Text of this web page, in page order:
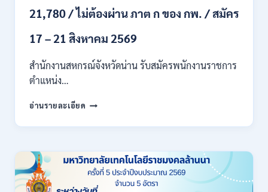
71500
/
ต้อง
ภาค
กพ.
สมัคร
17
–
28
สิงหาคม
21,780 / ไม่ต้องผ่าน ภาต ก ของ กพ. / สมัคร
17 – 21 สิงหาคม 2569
สำนักงานสหกรณ์จังหวัดน่าน รับสมัครพนักงานราชการ
ตำแหน่ง…
อ่านรายละเอียด สำนักงาน
จังหวัด
กรม
ส่ง
เสริม
สหกรณ์